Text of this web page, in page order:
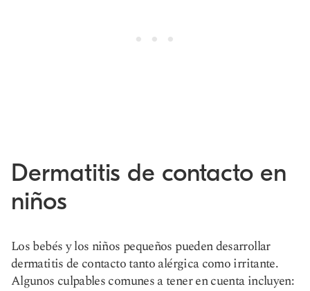
Dermatitis de contacto en
niños
Los bebés y los niños pequeños pueden desarrollar
dermatitis de contacto tanto alérgica como irritante.
Algunos culpables comunes a tener en cuenta incluyen: